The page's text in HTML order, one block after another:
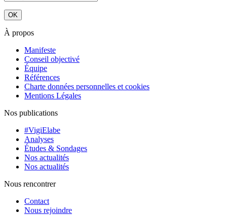
À propos
Manifeste
Conseil objectivé
Équipe
Références
Charte données personnelles et cookies
Mentions Légales
Nos publications
#VigiElabe
Analyses
Études & Sondages
Nos actualités
Nos actualités
Nous rencontrer
Contact
Nous rejoindre